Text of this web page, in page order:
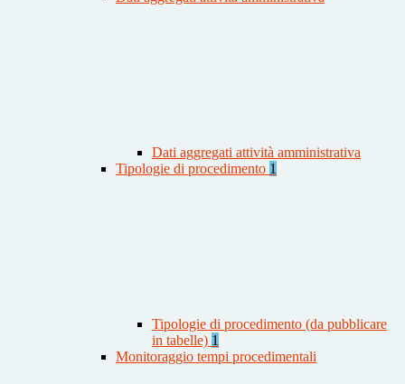
Dati aggregati attività amministrativa
Tipologie di procedimento 1
Tipologie di procedimento (da pubblicare
in tabelle) 1
Monitoraggio tempi procedimentali